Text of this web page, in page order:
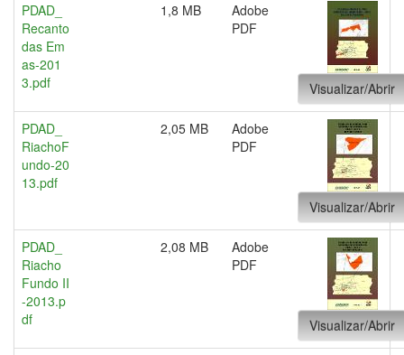
PDAD_
Recanto
das Em
as-201
3.pdf
1,8 MB
Adobe
PDF
Visualizar/Abrir
PDAD_
RiachoF
undo-20
13.pdf
2,05 MB
Adobe
PDF
Visualizar/Abrir
PDAD_
Riacho
Fundo II
-2013.p
df
2,08 MB
Adobe
PDF
Visualizar/Abrir